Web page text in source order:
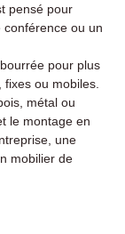
pensé pour
ou un
pour plus
ou mobiles.
métal ou
le montage en
une
mobilier de